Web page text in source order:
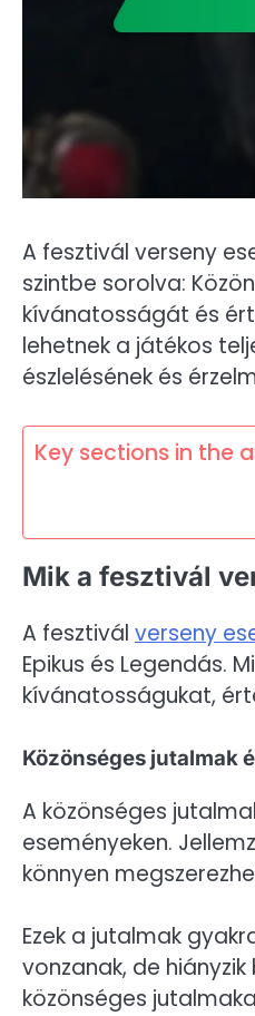
A fesztivál verseny
szintbe sorolva:
kívánatosságát és
lehetnek a játékos
észlelésének és
Key sections in the
Mik a fesztivál
A fesztivál verseny
Epikus és Legendás.
kívánatosságukat,
Közönséges jutalmak
A közönséges
eseményeken.
könnyen
Ezek a jutalmak
vonzanak, de
közönséges